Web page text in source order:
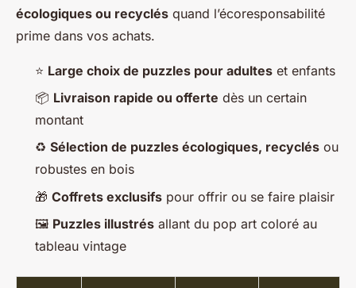
écologiques ou recyclés quand l’écoresponsabilité
prime dans vos achats.
⭐ Large choix de puzzles pour adultes et enfants
📦 Livraison rapide ou offerte dès un certain
montant
♻️ Sélection de puzzles écologiques, recyclés ou
robustes en bois
🎁 Coffrets exclusifs pour offrir ou se faire plaisir
🖼️ Puzzles illustrés allant du pop art coloré au
tableau vintage